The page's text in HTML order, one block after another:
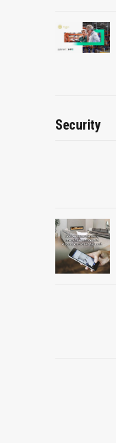
Security